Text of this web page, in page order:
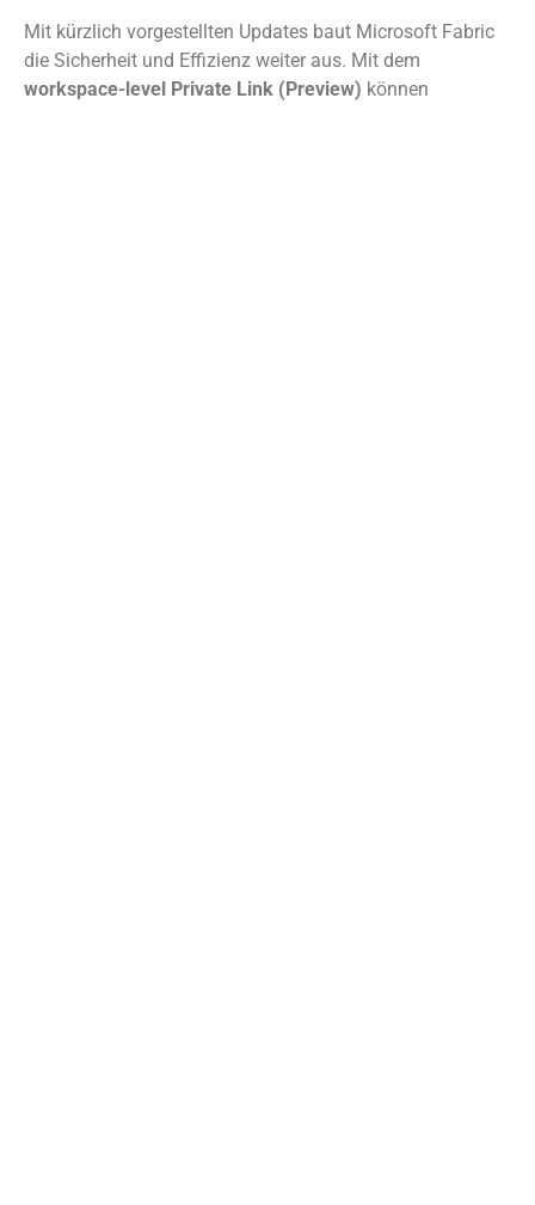
Mit kürzlich vorgestellten Updates baut Microsoft Fabric
die Sicherheit und Effizienz weiter aus. Mit dem
workspace-level Private Link (Preview) können